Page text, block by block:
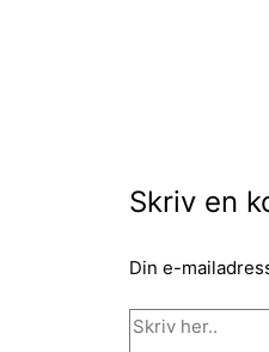
Skriv en
Din e-
Skriv